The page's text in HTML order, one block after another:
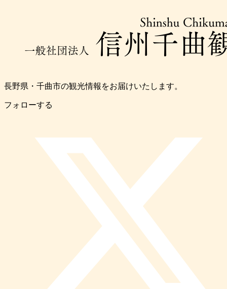
長野県・千曲市の観光情報をお届けいたします。
フォローする